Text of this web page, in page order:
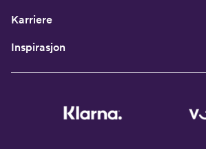
Karriere
Inspirasjon